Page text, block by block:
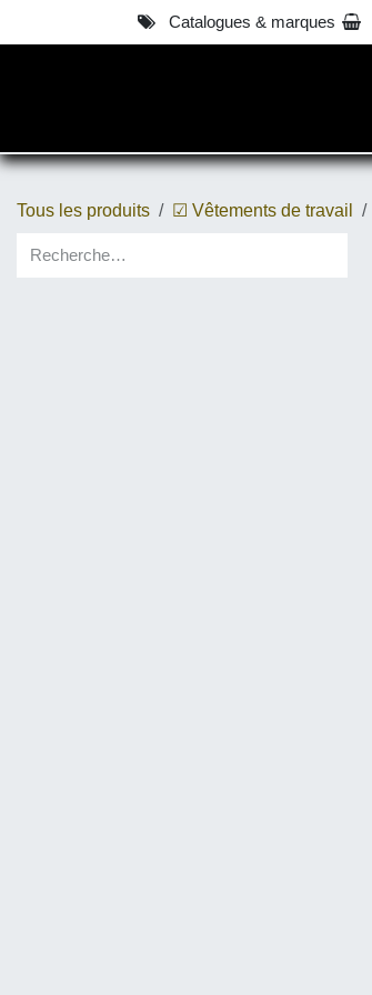
Se rendre au contenu Catalogues & marques
Tous les produits ☑ Vêtements de travail